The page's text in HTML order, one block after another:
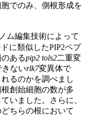
でのみ、側根形成を
ム編集技術によって
に類似したPIP2ペプ
あるpip2 tols2二重変
ないrlk7変異体で
るのかを調べまし
創始細胞の数が多
いました。さらに、
ちらの根において